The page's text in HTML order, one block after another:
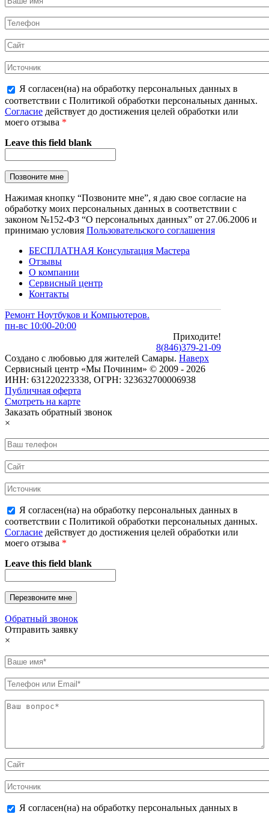
Я согласен(на) на обработку персональных данных в
соответствии с Политикой обработки персональных данных.
Согласие действует до достижения целей обработки или
моего отзыва *
Leave this field blank
Нажимая кнопку “Позвоните мне”, я даю свое согласие на
обработку моих персональных данных в соответствии с
законом №152-ФЗ “О персональных данных” от 27.06.2006 и
принимаю условия Пользовательского соглашения
БЕСПЛАТНАЯ Консультация Мастера
Отзывы
О компании
Сервисный центр
Контакты
Ремонт Ноутбуков и Компьютеров.
пн-вс 10:00-20:00
Приходите!
8(846)379-21-09
Создано с любовью для жителей Самары. Наверх
Сервисный центр «Мы Починим» © 2009 - 2026
ИНН: 631220223338, ОГРН: 323632700006938
Публичная оферта
Смотреть на карте
Заказать обратный звонок
×
Я согласен(на) на обработку персональных данных в
соответствии с Политикой обработки персональных данных.
Согласие действует до достижения целей обработки или
моего отзыва *
Leave this field blank
Обратный звонок
Отправить заявку
×
Я согласен(на) на обработку персональных данных в